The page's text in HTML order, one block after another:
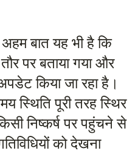
बात यह भी है कि
पर बताया गया और
किया जा रहा है।
स्थिति पूरी तरह स्थिर
निष्कर्ष पर पहुंचने से
को देखना